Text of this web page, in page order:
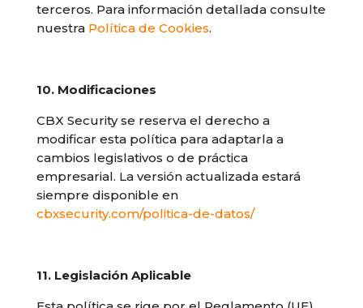
terceros. Para información detallada consulte
nuestra Política de Cookies.
10. Modificaciones
CBX Security se reserva el derecho a
modificar esta política para adaptarla a
cambios legislativos o de práctica
empresarial. La versión actualizada estará
siempre disponible en
cbxsecurity.com/politica-de-datos/
11. Legislación Aplicable